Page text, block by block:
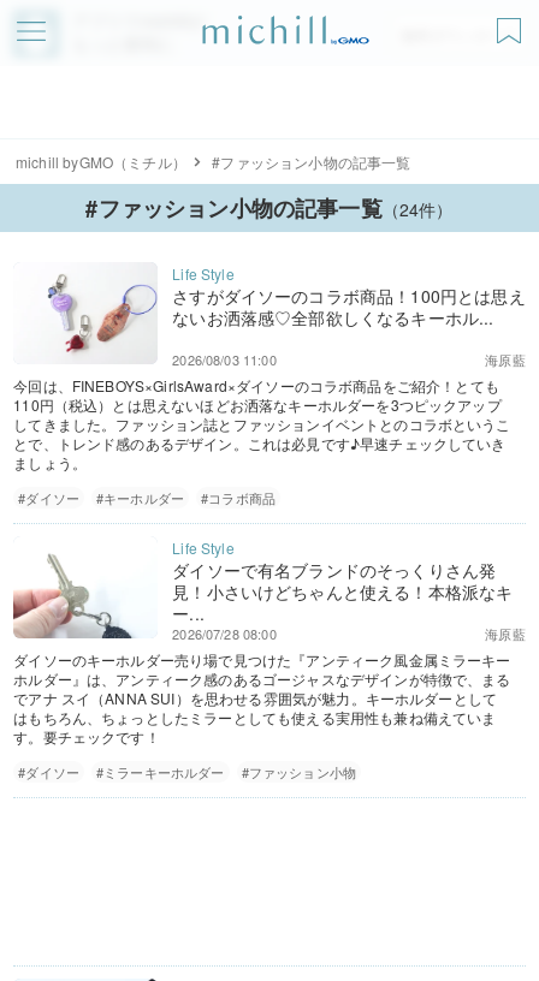
アプリでmichillが
無料ダウンロード
michill byGMO（ミチル） #ファッション小物の記事一覧
#ファッション小物の記事一覧（24件）
さすがダイソーのコラボ商品！100円とは思え
ないお洒落感♡全部欲しくなるキーホル...
海原藍
2026/08/03 11:00
今回は、FINEBOYS×GirlsAward×ダイソーのコラボ商品をご紹介！とても
110円（税込）とは思えないほどお洒落なキーホルダーを3つピックアップ
してきました。ファッション誌とファッションイベントとのコラボというこ
とで、トレンド感のあるデザイン。これは必見です♪早速チェックしていき
ましょう。
#ダイソー #キーホルダー #コラボ商品
ダイソーで有名ブランドのそっくりさん発
見！小さいけどちゃんと使える！本格派なキ
ー...
海原藍
2026/07/28 08:00
ダイソーのキーホルダー売り場で見つけた『アンティーク風金属ミラーキー
ホルダー』は、アンティーク感のあるゴージャスなデザインが特徴で、まる
でアナ スイ（ANNA SUI）を思わせる雰囲気が魅力。キーホルダーとして
はもちろん、ちょっとしたミラーとしても使える実用性も兼ね備えていま
す。要チェックです！
#ダイソー #ミラーキーホルダー #ファッション小物